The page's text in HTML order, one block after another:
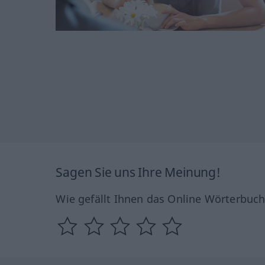
Sagen Sie uns Ihre Meinung!
Wie gefällt Ihnen das Online